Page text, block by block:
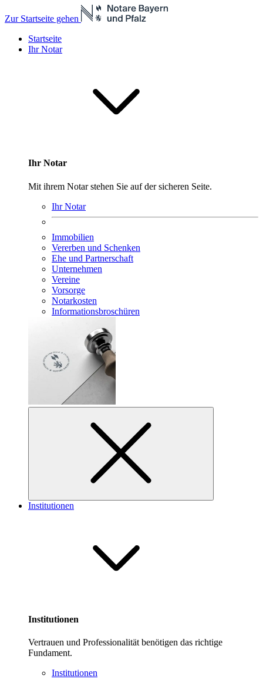
Zur Startseite gehen
Startseite
Ihr Notar
Ihr Notar
Mit ihrem Notar stehen Sie auf der sicheren Seite.
Ihr Notar
Immobilien
Vererben und Schenken
Ehe und Partnerschaft
Unternehmen
Vereine
Vorsorge
Notarkosten
Informationsbroschüren
Institutionen
Institutionen
Vertrauen und Professionalität benötigen das richtige
Fundament.
Institutionen